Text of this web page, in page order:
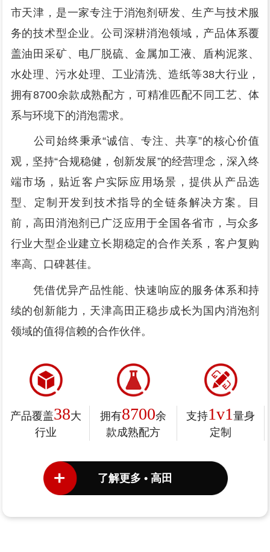
市天津，是一家专注于消泡剂研发、生产与技术服
务的技术型企业。公司深耕消泡领域，产品体系覆
盖油田采矿、电厂脱硫、金属加工液、盾构泥浆、
水处理、污水处理、工业清洗、造纸等38大行业，
拥有8700余款成熟配方，可精准匹配不同工艺、体
系与环境下的消泡需求。
公司始终秉承“诚信、专注、共享”的核心价值
观，坚持“合规稳健，创新发展”的经营理念，深入终
端市场，贴近客户实际应用场景，提供从产品选
型、定制开发到技术指导的全链条解决方案。目
前，高田消泡剂已广泛应用于全国各省市，与众多
行业大型企业建立长期稳定的合作关系，客户复购
率高、口碑甚佳。
凭借优异产品性能、快速响应的服务体系和持
续的创新能力，天津高田正稳步成长为国内消泡剂
领域的值得信赖的合作伙伴。
产品覆盖38大
行业
拥有8700余
款成熟配方
支持1v1量身
定制
了解更多 • 高田